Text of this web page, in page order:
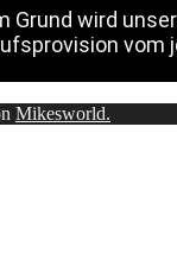
Grund wird
Mikesworld.